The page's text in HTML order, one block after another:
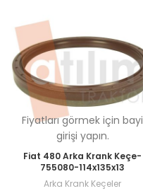
Fiyatları görmek için bayi
girişi yapın.
Fiat 480 Arka Krank Keçe-
755080-114x135x13
Arka Krank Keçeler